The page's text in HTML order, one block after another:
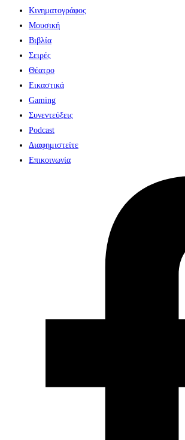
Κινηματογράφος
Μουσική
Βιβλία
Σειρές
Θέατρο
Εικαστικά
Gaming
Συνεντεύξεις
Podcast
Διαφημιστείτε
Επικοινωνία